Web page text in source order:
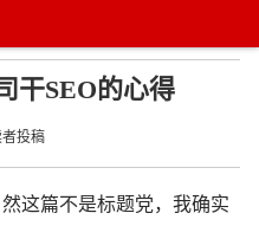
干SEO的心得
者投稿
这篇不是标题党，我确实